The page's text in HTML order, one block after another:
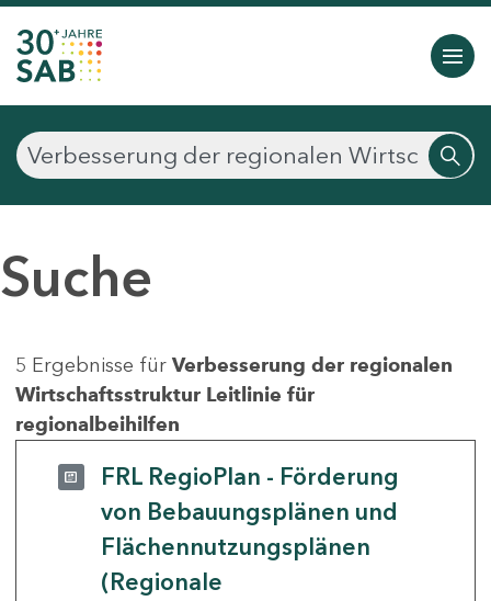
Suche
5 Ergebnisse für Verbesserung der regionalen
Wirtschaftsstruktur Leitlinie für
regionalbeihilfen
FRL RegioPlan - Förderung
von Bebauungsplänen und
Flächennutzungsplänen
(Regionale